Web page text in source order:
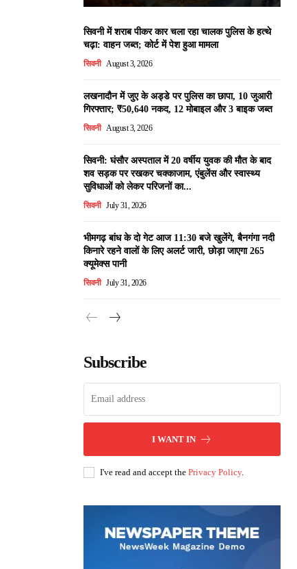
सिवनी में शराब पीकर कार चला रहा चालक पुलिस के हत्थे
चढ़ा: वाहन जब्त; कोर्ट में पेश हुआ मामला
सिवनी August 3, 2026
लखनादौन में जुए के अड्डे पर पुलिस का छापा, 10 जुआरी
गिरफ्तार; ₹50,640 नकद, 12 मोबाइल और 3 बाइक जब्त
सिवनी August 3, 2026
सिवनी: घंसौर अस्पताल में 20 वर्षीय युवक की मौत के बाद
शव सड़क पर रखकर चक्काजाम, एंबुलेंस और स्वास्थ्य
सुविधाओं को लेकर परिजनों का...
सिवनी July 31, 2026
भीमगढ़ बांध के दो गेट आज 11:30 बजे खुलेंगे, बैनगंगा नदी
किनारे रहने वालों के लिए अलर्ट जारी, छोड़ा जाएगा 265
क्यूमेक्स पानी
सिवनी July 31, 2026
Subscribe
I WANT IN
I've read and accept the Privacy Policy.